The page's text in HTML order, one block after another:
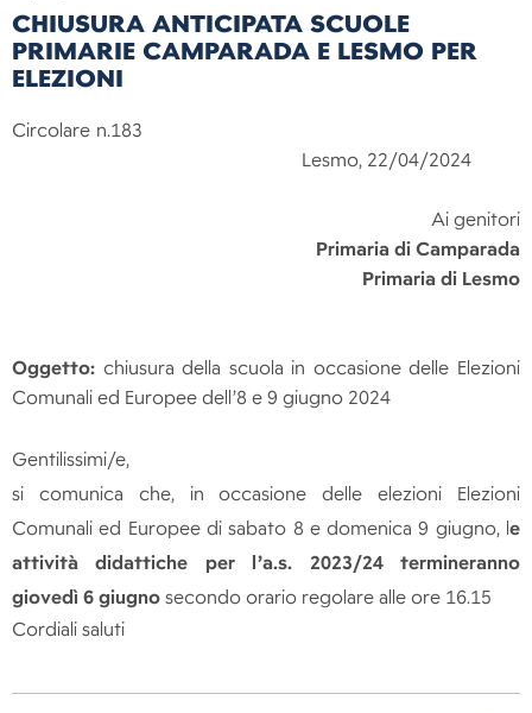
CHIUSURA ANTICIPATA SCUOLE
PRIMARIE CAMPARADA E LESMO PER
ELEZIONI
Circolare n.183
Lesmo, 22/04/2024
Ai genitori
Primaria di Camparada
Primaria di Lesmo
Oggetto: chiusura della scuola in occasione delle Elezioni
Comunali ed Europee dell’8 e 9 giugno 2024
Gentilissimi/e,
si comunica che, in occasione delle elezioni Elezioni
Comunali ed Europee di sabato 8 e domenica 9 giugno, le
attività didattiche per l’a.s. 2023/24 termineranno
giovedì 6 giugno secondo orario regolare alle ore 16.15
Cordiali saluti